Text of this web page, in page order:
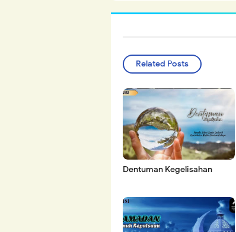
Related Posts
Dentuman Kegelisahan